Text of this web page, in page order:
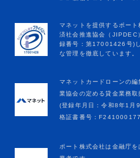
マネットカードローンの
業協会の定める貸金業務取
(登録年月日：令和8年1
格証書番号：
ポート株式会社は金融庁